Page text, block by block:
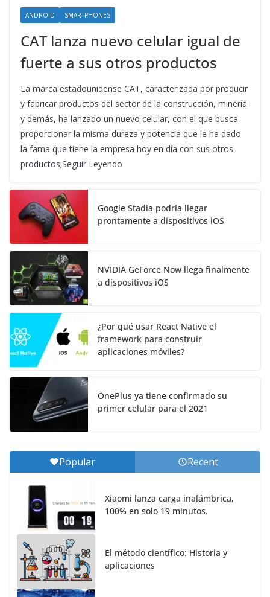
ANDROID SMARTPHONES
CAT lanza nuevo celular igual de
fuerte a sus otros productos
La marca estadounidense CAT, caracterizada por producir
y fabricar productos del sector de la construcción, minería
y demás, ha lanzado un nuevo celular, con el que busca
proporcionar la misma dureza y potencia que le ha dado
la fama que tiene la empresa hoy en día con sus otros
productos;Seguir Leyendo
Google Stadia podría llegar
prontamente a dispositivos iOS
NVIDIA GeForce Now llega finalmente
a dispositivos iOS
¿Por qué usar React Native el
framework para construir
aplicaciones móviles?
OnePlus ya tiene confirmado su
primer celular para el 2021
Popular Recent
Xiaomi lanza carga inalámbrica,
100% en solo 19 minutos.
El método científico: Historia y
aplicaciones